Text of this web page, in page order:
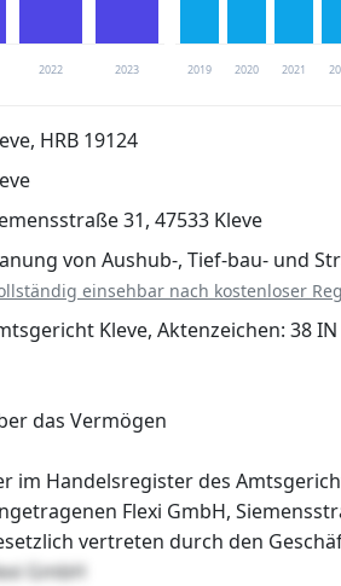
2022 2023 2019 2020 2021
Registrierung verfügbar
registrieren
HRB 19124
31, 47533 Kleve
von Aushub-, Tief-bau- und
einsehbar nach kostenloser
Kleve, Aktenzeichen: 38
das Vermögen
im Handelsregister des
Flexi GmbH,
vertreten durch den
GmbH